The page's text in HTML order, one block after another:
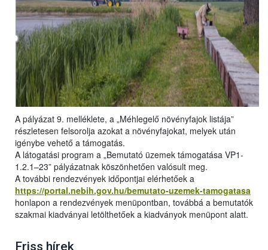
A pályázat 9. melléklete, a „Méhlegelő növényfajok listája”
részletesen felsorolja azokat a növényfajokat, melyek után
igénybe vehető a támogatás.
A látogatási program a „Bemutató üzemek támogatása VP1-
1.2.1–23” pályázatnak köszönhetően valósult meg.
A további rendezvények időpontjai elérhetőek a
https://portal.nebih.gov.hu/bemutato-uzemek-tamogatasa
honlapon a rendezvények menüpontban, továbbá a bemutatók
szakmai kiadványai letölthetőek a kiadványok menüpont alatt.
Friss hírek